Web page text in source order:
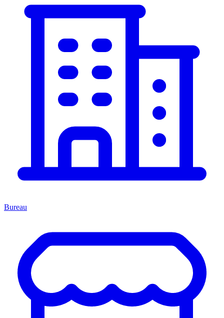
Bureau